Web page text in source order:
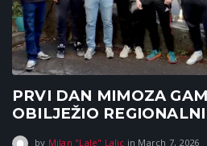
PRVI DAN MIMOZA
OBILJEŽIO
by Milan "Lale" Lalic in March 7, 2026